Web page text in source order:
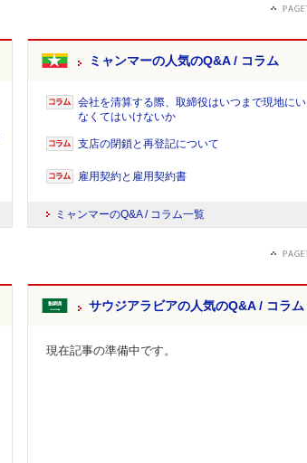
ミャンマーの人気のQ&A / コラム
会社を清算する際、取締役はいつまで現地にい
なくてはいけないか
支店の閉鎖と再登記について
雇用契約と雇用契約書
ミャンマーのQ&A / コラム一覧
サウジアラビアの人気のQ&A / コラム
現在記事の準備中です。